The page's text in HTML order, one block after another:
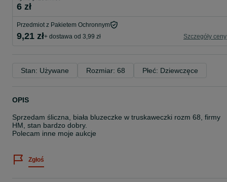
6 zł
Przedmiot z Pakietem Ochronnym
9,21 zł+ dostawa od 3,99 zł Szczegóły ceny
Stan: Używane Rozmiar: 68 Płeć: Dziewczęce
OPIS
Sprzedam śliczna, biała bluzeczke w truskaweczki rozm 68, firmy
HM, stan bardzo dobry.
Polecam inne moje aukcje
Zgłoś